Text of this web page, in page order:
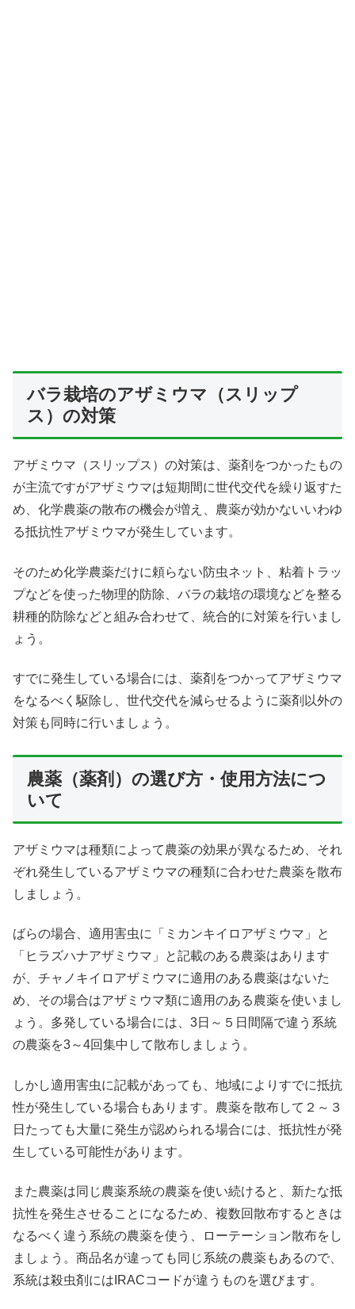
バラ栽培のアザミウマ（スリップ
ス）の対策
アザミウマ（スリップス）の対策は、薬剤をつかったもの
が主流ですがアザミウマは短期間に世代交代を繰り返すた
め、化学農薬の散布の機会が増え、農薬が効かないいわゆ
る抵抗性アザミウマが発生しています。
そのため化学農薬だけに頼らない防虫ネット、粘着トラッ
プなどを使った物理的防除、バラの栽培の環境などを整る
耕種的防除などと組み合わせて、統合的に対策を行いまし
ょう。
すでに発生している場合には、薬剤をつかってアザミウマ
をなるべく駆除し、世代交代を減らせるように薬剤以外の
対策も同時に行いましょう。
農薬（薬剤）の選び方・使用方法につ
いて
アザミウマは種類によって農薬の効果が異なるため、それ
ぞれ発生しているアザミウマの種類に合わせた農薬を散布
しましょう。
ばらの場合、適用害虫に「ミカンキイロアザミウマ」と
「ヒラズハナアザミウマ」と記載のある農薬はあります
が、チャノキイロアザミウマに適用のある農薬はないた
め、その場合はアザミウマ類に適用のある農薬を使いまし
ょう。多発している場合には、3日～５日間隔で違う系統
の農薬を3～4回集中して散布しましょう。
しかし適用害虫に記載があっても、地域によりすでに抵抗
性が発生している場合もあります。農薬を散布して２～３
日たっても大量に発生が認められる場合には、抵抗性が発
生している可能性があります。
また農薬は同じ農薬系統の農薬を使い続けると、新たな抵
抗性を発生させることになるため、複数回散布するときは
なるべく違う系統の農薬を使う、ローテーション散布をし
ましょう。商品名が違っても同じ系統の農薬もあるので、
系統は殺虫剤にはIRACコードが違うものを選びます。